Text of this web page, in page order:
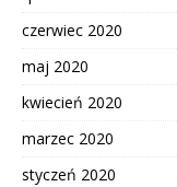
czerwiec 2020
maj 2020
kwiecień 2020
marzec 2020
styczeń 2020